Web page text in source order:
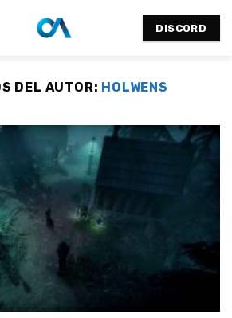
DISCORD
DEL AUTOR: HOLWENS